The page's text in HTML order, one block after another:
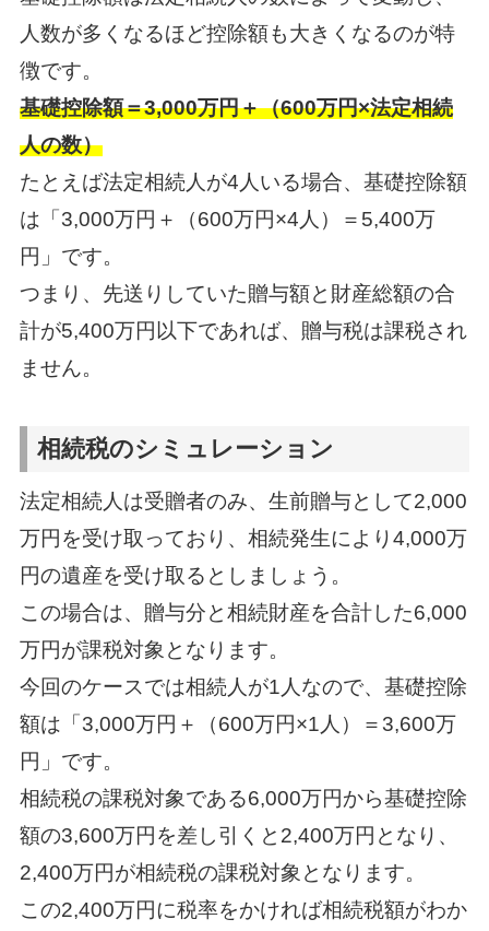
人数が多くなるほど控除額も大きくなるのが特
徴です。
基礎控除額＝3,000万円＋（600万円×法定相続
人の数）
たとえば法定相続人が4人いる場合、基礎控除額
は「3,000万円＋（600万円×4人）＝5,400万
円」です。
つまり、先送りしていた贈与額と財産総額の合
計が5,400万円以下であれば、贈与税は課税され
ません。
相続税のシミュレーション
法定相続人は受贈者のみ、生前贈与として2,000
万円を受け取っており、相続発生により4,000万
円の遺産を受け取るとしましょう。
この場合は、贈与分と相続財産を合計した6,000
万円が課税対象となります。
今回のケースでは相続人が1人なので、基礎控除
額は「3,000万円＋（600万円×1人）＝3,600万
円」です。
相続税の課税対象である6,000万円から基礎控除
額の3,600万円を差し引くと2,400万円となり、
2,400万円が相続税の課税対象となります。
この2,400万円に税率をかければ相続税額がわか